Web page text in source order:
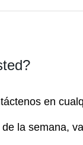
en
la semana,